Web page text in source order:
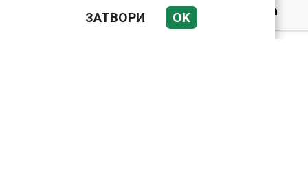
Датската принцеса
Изабела влезе в
ЗАТВОРИ OK